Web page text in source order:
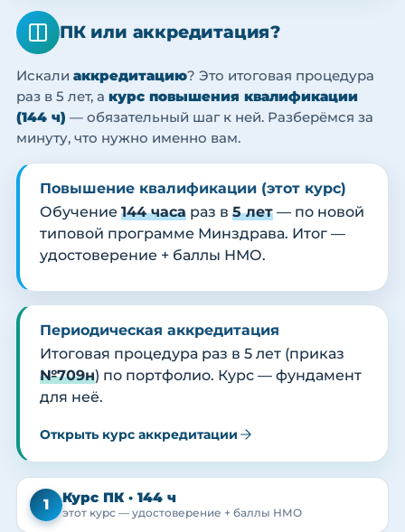
ПК или аккредитация?
Искали аккредитацию? Это итоговая процедура
раз в 5 лет, а курс повышения квалификации
(144 ч) — обязательный шаг к ней. Разберёмся за
минуту, что нужно именно вам.
Повышение квалификации (этот курс)
Обучение 144 часа раз в 5 лет — по новой
типовой программе Минздрава. Итог —
удостоверение + баллы НМО.
Периодическая аккредитация
Итоговая процедура раз в 5 лет (приказ
№709н) по портфолио. Курс — фундамент
для неё.
Открыть курс аккредитации
1 Курс ПК · 144 ч
этот курс — удостоверение + баллы НМО